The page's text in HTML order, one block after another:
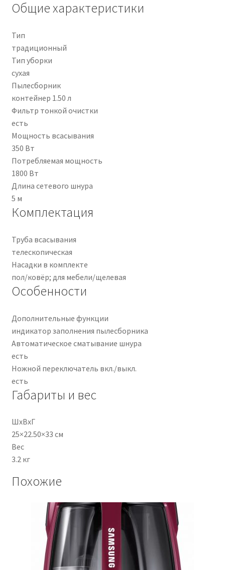
Общие характеристики
Тип
традиционный
Тип уборки
сухая
Пылесборник
контейнер 1.50 л
Фильтр тонкой очистки
есть
Мощность всасывания
350 Вт
Потребляемая мощность
1800 Вт
Длина сетевого шнура
5 м
Комплектация
Труба всасывания
телескопическая
Насадки в комплекте
пол/ковёр; для мебели/щелевая
Особенности
Дополнительные функции
индикатор заполнения пылесборника
Автоматическое сматывание шнура
есть
Ножной переключатель вкл./выкл.
есть
Габариты и вес
ШхВхГ
25×22.50×33 см
Вес
3.2 кг
Похожие